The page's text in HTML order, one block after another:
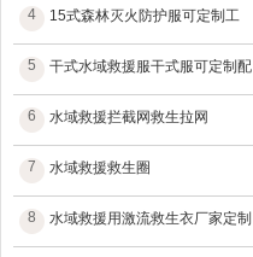
4 15式森林灭火防护服可定制工
5 干式水域救援服干式服可定制配
6 水域救援拦截网救生拉网
7 水域救援救生圈
8 水域救援用激流救生衣厂家定制